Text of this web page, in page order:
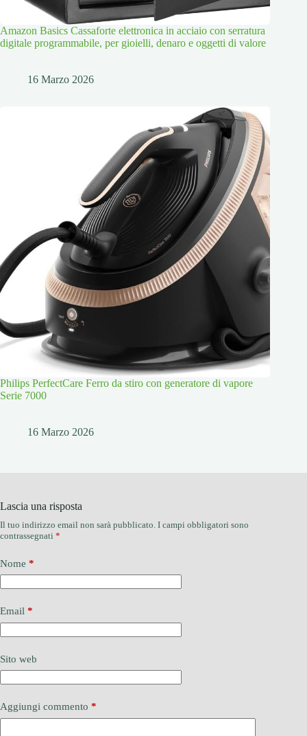
Amazon Basics Cassaforte elettronica in acciaio con serratura
digitale programmabile, per gioielli, denaro e oggetti di valore
16 Marzo 2026
Philips PerfectCare Ferro da stiro con generatore di vapore
Serie 7000
16 Marzo 2026
Lascia una risposta
Il tuo indirizzo email non sarà pubblicato. I campi obbligatori sono
contrassegnati *
Nome *
Email *
Sito web
Aggiungi commento *